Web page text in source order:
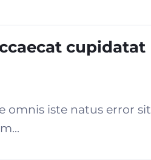
cupidatat
omnis iste natus error sit